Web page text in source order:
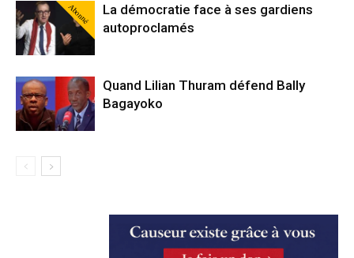
Abonné
La démocratie face à ses gardiens
autoproclamés
Quand Lilian Thuram défend Bally
Bagayoko